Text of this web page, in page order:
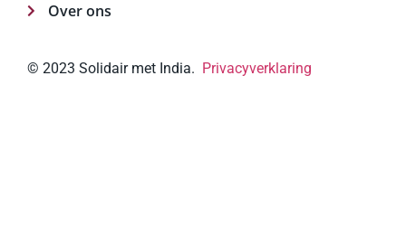
Over ons
© 2023 Solidair met India. Privacyverklaring